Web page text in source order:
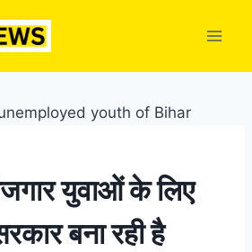
युवाओं के लिए
बना रही है